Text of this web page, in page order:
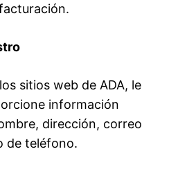
sitios web de ADA, le
información
dirección, correo
de teléfono.